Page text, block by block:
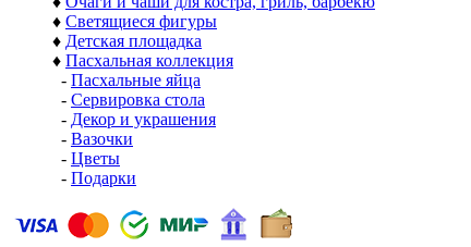
♦ Светящиеся фигуры
♦ Детская площадка
♦ Пасхальная коллекция
- Пасхальные яйца
- Сервировка стола
- Декор и украшения
- Вазочки
- Цветы
- Подарки